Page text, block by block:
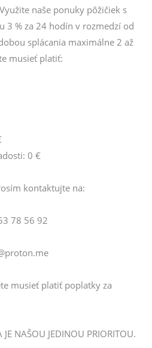
naše ponuky pôžičiek s
3 % za 24 hodín v rozmedzí od
splácania maximálne 2 až
musieť platiť:
0 €
kontaktujte na:
78 56 92
musieť platiť poplatky za
NAŠOU JEDINOU PRIORITOU.